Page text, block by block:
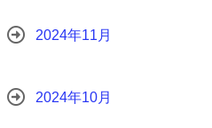
2024年11月
2024年10月